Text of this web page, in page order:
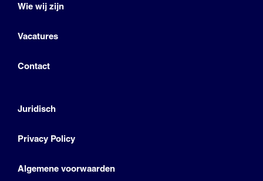
Wie wij zijn
Vacatures
Contact
Juridisch
Privacy Policy
Algemene voorwaarden